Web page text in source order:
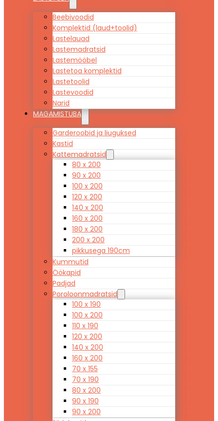
Beebivoodid
Komplektid (laud+toolid)
Lastelauad
Lastemadratsid
Lastemööbel
Lastetoa komplektid
Lastetoolid
Lastevoodid
Narid
MAGAMISTUBA
Garderoobid ja liuguksed
Kastid
Kattemadratsid
80 x 200
90 x 200
100 x 200
120 x 200
140 x 200
160 x 200
180 x 200
200 x 200
pikkusega 190cm
Kummutid
Öökapid
Padjad
Poroloonmadratsid
100 x 190
100 x 200
110 x 190
120 x 200
140 x 200
160 x 200
70 x 155
70 x 190
80 x 200
90 x 190
90 x 200